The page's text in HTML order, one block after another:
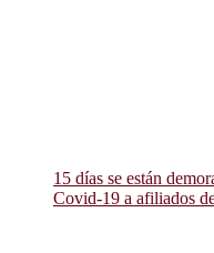
15 días se están
Covid-19 a afiliados